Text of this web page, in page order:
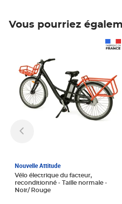
Vous pourriez
Nouvelle Attitude
Vélo électrique du facteur,
reconditionné - Taille normale -
Noir/ Rouge